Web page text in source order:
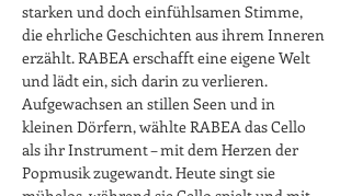
starken und doch einfühlsamen Stimme,
die ehrliche Geschichten aus ihrem Inneren
erzählt. RABEA erschafft eine eigene Welt
und lädt ein, sich darin zu verlieren.
Aufgewachsen an stillen Seen und in
kleinen Dörfern, wählte RABEA das Cello
als ihr Instrument – mit dem Herzen der
Popmusik zugewandt. Heute singt sie